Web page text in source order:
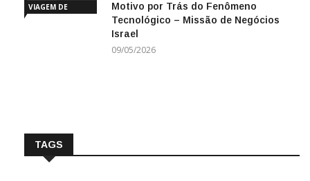
VIAGEM DE
Motivo por Trás do Fenômeno
Tecnológico – Missão de Negócios
Israel
09/05/2026
TAGS